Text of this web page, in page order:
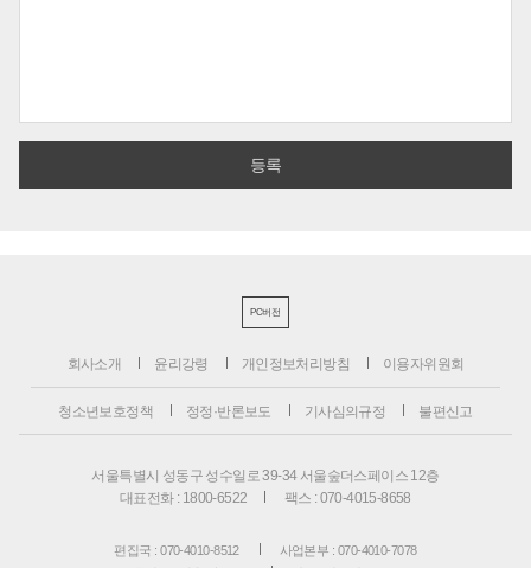
PC버전
회사소개 윤리강령 개인정보처리방침 이용자위원회
청소년보호정책 정정·반론보도 기사심의규정 불편신고
서울특별시 성동구 성수일로 39-34 서울숲더스페이스 12층
대표전화 : 1800-6522
팩스 : 070-4015-8658
편집국 : 070-4010-8512
사업본부 : 070-4010-7078